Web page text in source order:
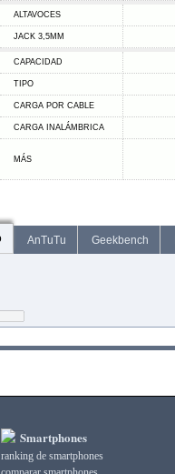
ALTAVOCES
JACK 3,5MM
CAPACIDAD
TIPO
CARGA POR CABLE
CARGA INALÁMBRICA
MÁS
AnTuTu Geekbench
Smartphones
ranking de smartphones